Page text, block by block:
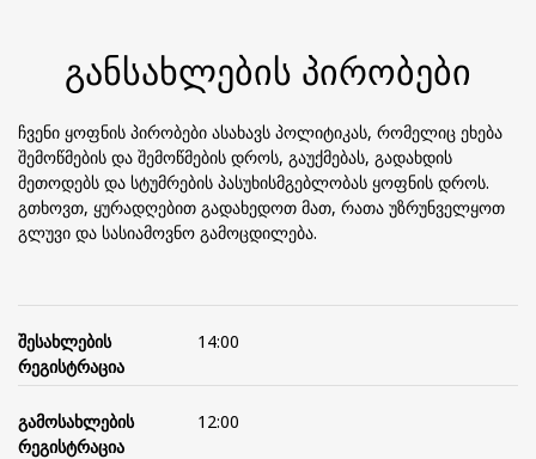
განსახლების პირობები
ჩვენი ყოფნის პირობები ასახავს პოლიტიკას, რომელიც ეხება
შემოწმების და შემოწმების დროს, გაუქმებას, გადახდის
მეთოდებს და სტუმრების პასუხისმგებლობას ყოფნის დროს.
გთხოვთ, ყურადღებით გადახედოთ მათ, რათა უზრუნველყოთ
გლუვი და სასიამოვნო გამოცდილება.
შესახლების
რეგისტრაცია
14:00
გამოსახლების
რეგისტრაცია
12:00